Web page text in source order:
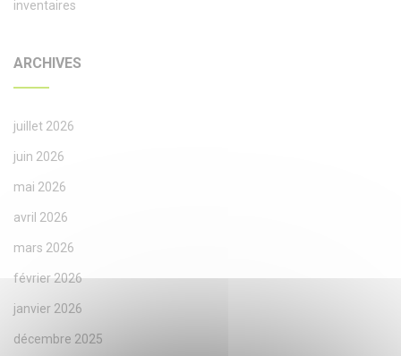
inventaires
ARCHIVES
juillet 2026
juin 2026
mai 2026
avril 2026
mars 2026
février 2026
janvier 2026
décembre 2025